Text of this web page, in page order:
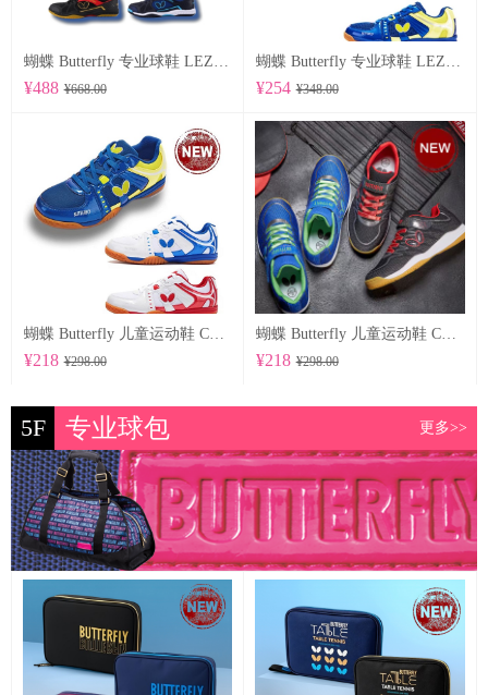
蝴蝶 Butterfly 专业球鞋 LEZOLINE-12
¥488 ¥668.00
蝴蝶 Butterfly 专业球鞋 LEZOLINE-10
¥254 ¥348.00
蝴蝶 Butterfly 儿童运动鞋 CHD-6
¥218 ¥298.00
蝴蝶 Butterfly 儿童运动鞋 CHD-5
¥218 ¥298.00
5F 专业球包 更多>>